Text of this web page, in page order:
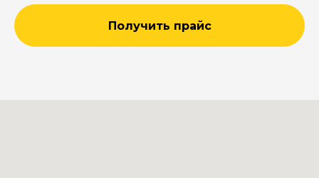
Получить прайс